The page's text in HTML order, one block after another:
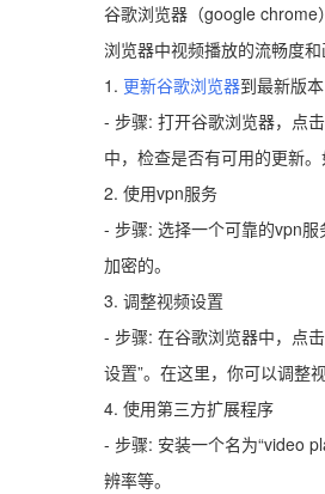
谷歌浏览器（google chrome
浏览器中视频播放的流畅度和
1. 更新谷歌浏览器到最新版本
- 步骤: 打开谷歌浏览器，点
中，检查是否有可用的更新。
2. 使用vpn服务
- 步骤: 选择一个可靠的vpn
加密的。
3. 调整视频设置
- 步骤: 在谷歌浏览器中，点
设置”。在这里，你可以调整
4. 使用第三方扩展程序
- 步骤: 安装一个名为“video
辨率等。